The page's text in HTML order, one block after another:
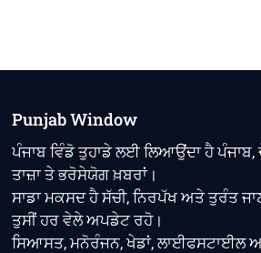
Punjab Window
ਪੰਜਾਬ ਵਿੰਡੋ ਤੁਹਾਡੇ ਲਈ ਲਿਆਉਂਦਾ ਹੈ
ਤਾਜ਼ਾ ਤੇ ਭਰੋਸੇਯੋਗ ਖ਼ਬਰਾਂ।
ਸਾਡਾ ਮਕਸਦ ਹੈ ਸੱਚੀ, ਨਿਰਪੱਖ ਅਤੇ ਤੁਰੰਤ
ਤੁਸੀਂ ਹਰ ਵੇਲੇ ਅਪਡੇਟ ਰਹੋ।
ਸਿਆਸਤ, ਮਨੋਰੰਜਨ, ਖੇਡਾਂ, ਲਾਈਫਸਟਾਈਲ